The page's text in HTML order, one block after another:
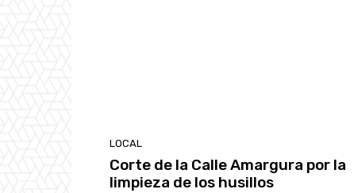
LOCAL
Corte de la Calle Amargura por la
limpieza de los husillos